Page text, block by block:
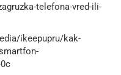
telefona-vred-ili-
ikeepupru/kak-